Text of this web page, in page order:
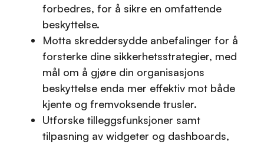
forbedres, for å sikre en omfattende
beskyttelse.
Motta skreddersydde anbefalinger for å
forsterke dine sikkerhetsstrategier, med
mål om å gjøre din organisasjons
beskyttelse enda mer effektiv mot både
kjente og fremvoksende trusler.
Utforske tilleggsfunksjoner samt
tilpasning av widgeter og dashboards,